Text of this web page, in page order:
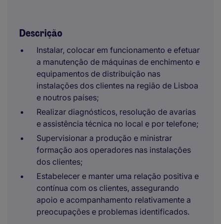
Descrição
Instalar, colocar em funcionamento e efetuar
a manutenção de máquinas de enchimento e
equipamentos de distribuição nas
instalações dos clientes na região de Lisboa
e noutros países;
Realizar diagnósticos, resolução de avarias
e assistência técnica no local e por telefone;
Supervisionar a produção e ministrar
formação aos operadores nas instalações
dos clientes;
Estabelecer e manter uma relação positiva e
contínua com os clientes, assegurando
apoio e acompanhamento relativamente a
preocupações e problemas identificados.